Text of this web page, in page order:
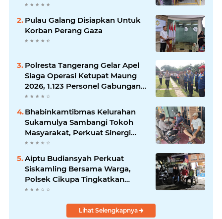
Pulau Galang Disiapkan Untuk
Korban Perang Gaza
Polresta Tangerang Gelar Apel
Siaga Operasi Ketupat Maung
2026, 1.123 Personel Gabungan
Diterjunkan
Bhabinkamtibmas Kelurahan
Sukamulya Sambangi Tokoh
Masyarakat, Perkuat Sinergi
Jaga Kamtibmas
Aiptu Budiansyah Perkuat
Siskamling Bersama Warga,
Polsek Cikupa Tingkatkan
Sinergi Jaga Kamtibmas
Lihat Selengkapnya